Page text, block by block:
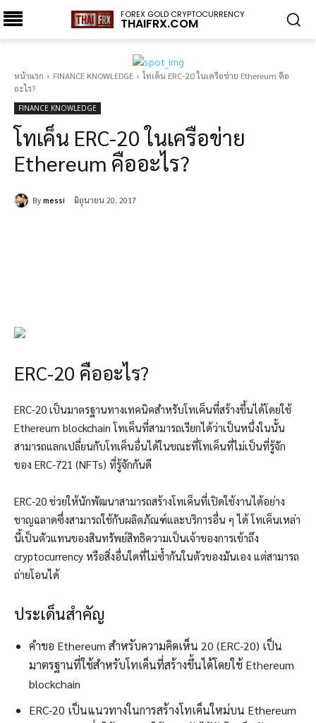
FOREX GOLD CRYPTOCURRENCY
THAIFRX.COM
หน้าแรก FINANCE KNOWLEDGE
โทเค็น ERC-20 ในเครือข่าย Ethereum คือ
อะไร?
FINANCE KNOWLEDGE
โทเค็น ERC-20 ในเครือข่าย
Ethereum คืออะไร?
By messi มิถุนายน 20, 2017
ERC-20 คืออะไร?
ERC-20 เป็นมาตรฐานทางเทคนิคสำหรับโทเค็นที่สร้างขึ้นได้โดยใช้
Ethereum blockchain โทเค็นที่สามารถเรียกได้ว่าเป็นหนึ่งในนั้น
สามารถแลกเปลี่ยนกับโทเค็นอื่นได้ในขณะที่โทเค็นที่ไม่เป็นที่รู้จัก
ของ ERC-721 (NFTs) ที่รู้จักกันดี
ERC-20 ช่วยให้นักพัฒนาสามารถสร้างโทเค็นที่เปิดใช้งานได้อย่าง
ชาญฉลาดซึ่งสามารถใช้กับผลิตภัณฑ์และบริการอื่น ๆ ได้ โทเค็นเหล่า
นี้เป็นตัวแทนของสินทรัพย์สิทธิความเป็นเจ้าของการเข้าถึง
cryptocurrency หรือสิ่งอื่นใดที่ไม่ซ้ำกันในตัวของมันเอง แต่สามารถ
ถ่ายโอนได้
ประเด็นสำคัญ
คำขอ Ethereum สำหรับความคิดเห็น 20 (ERC-20) เป็น
มาตรฐานที่ใช้สำหรับโทเค็นที่สร้างขึ้นได้โดยใช้ Ethereum
blockchain
ERC-20 เป็นแนวทางในการสร้างโทเค็นใหม่บน Ethereum